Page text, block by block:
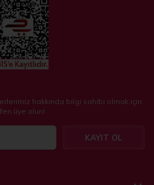
hakkında bilgi sahibi olmak için
üye olun!
KAYIT OL